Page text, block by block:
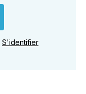
S'identifier